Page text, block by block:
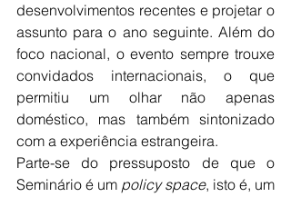
desenvolvimentos recentes e projetar o
assunto para o ano seguinte. Além do
foco nacional, o evento sempre trouxe
convidados internacionais, o que
permitiu um olhar não apenas
doméstico, mas também sintonizado
com a experiência estrangeira.
Parte-se do pressuposto de que o
Seminário é um policy space, isto é, um